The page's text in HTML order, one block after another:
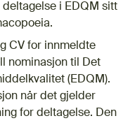
i EDQM sitt
CV for innmeldte
nominasjon til Det
(EDQM).
når det gjelder
for deltagelse. Den